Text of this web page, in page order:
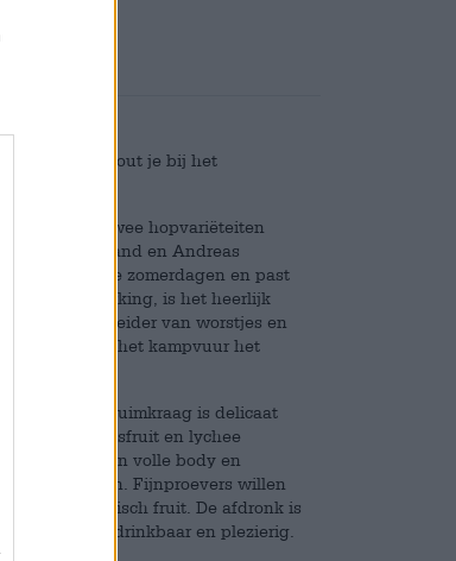
hop en mout je bij het
met de twee hopvariëteiten
door Roland en Andreas
hit op warme zomerdagen en past
isotone werking, is het heerlijk
ideale begeleider van worstjes en
rond het kampvuur het
De schuimkraag is delicaat
citrusfruit en lychee
onthult een volle body en
hoptonen. Fijnproevers willen
halo's en tropisch fruit. De afdronk is
de IPA zeer drinkbaar en plezierig.